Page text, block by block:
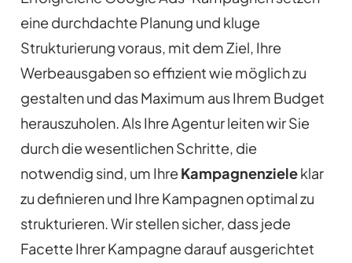
eine durchdachte Planung und kluge
Strukturierung voraus, mit dem Ziel, Ihre
Werbeausgaben so effizient wie möglich zu
gestalten und das Maximum aus Ihrem Budget
herauszuholen. Als Ihre Agentur leiten wir Sie
durch die wesentlichen Schritte, die
notwendig sind, um IhreKampagnenzieleklar
zu definieren und Ihre Kampagnen optimal zu
strukturieren. Wir stellen sicher, dass jede
Facette Ihrer Kampagne darauf ausgerichtet